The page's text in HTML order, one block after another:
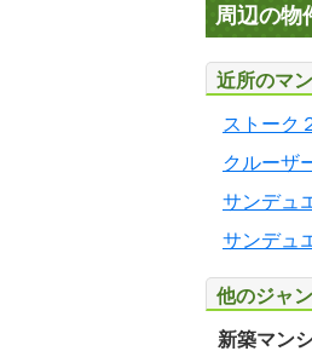
周辺の物
近所のマ
ストーク
クルーザ
サンデュ
サンデュ
他のジャ
新築マン